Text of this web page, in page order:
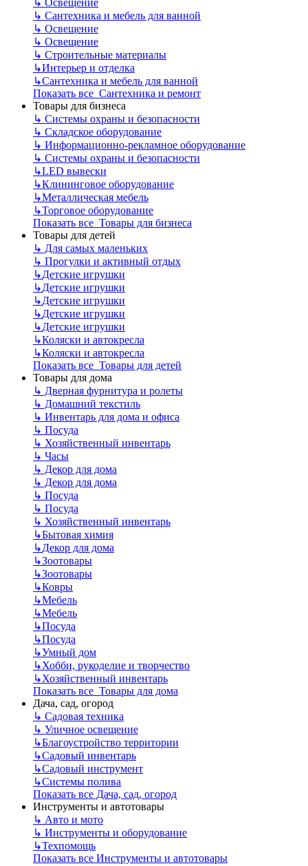
↳ Сантехника и мебель для ванной
↳ Освещение
↳ Освещение
↳ Строительные материалы
↳Интерьер и отделка
↳Сантехника и мебель для ванной
Показать все Сантехника и ремонт
Товары для бизнеса
↳ Системы охраны и безопасности
↳ Складское оборудование
↳ Информационно-рекламное оборудование
↳ Системы охраны и безопасности
↳LED вывески
↳Клининговое оборудование
↳Металлическая мебель
↳Торговое оборудование
Показать все Товары для бизнеса
Товары для детей
↳ Для самых маленьких
↳ Прогулки и активный отдых
↳Детские игрушки
↳Детские игрушки
↳Детские игрушки
↳Детские игрушки
↳Детские игрушки
↳Коляски и автокресла
↳Коляски и автокресла
Показать все Товары для детей
Товары для дома
↳ Дверная фурнитура и ролеты
↳ Домашний текстиль
↳ Инвентарь для дома и офиса
↳ Посуда
↳ Хозяйственный инвентарь
↳ Часы
↳ Декор для дома
↳ Декор для дома
↳ Посуда
↳ Посуда
↳ Хозяйственный инвентарь
↳Бытовая химия
↳Декор для дома
↳Зоотовары
↳Зоотовары
↳Ковры
↳Мебель
↳Мебель
↳Посуда
↳Посуда
↳Умный дом
↳Хобби, рукоделие и творчество
↳Хозяйственный инвентарь
Показать все Товары для дома
Дача, сад, огород
↳ Садовая техника
↳ Уличное освещение
↳Благоустройство территории
↳Садовый инвентарь
↳Садовый инструмент
↳Системы полива
Показать все Дача, сад, огород
Инструменты и автотовары
↳ Авто и мото
↳ Инструменты и оборудование
↳Техпомощь
Показать все Инструменты и автотовары